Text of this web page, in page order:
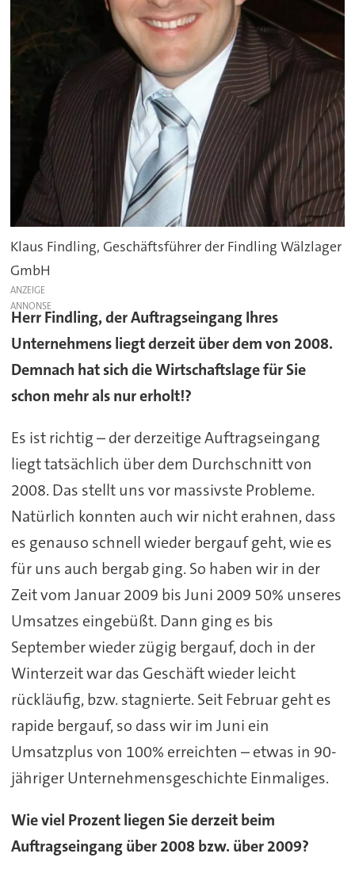
Klaus Findling, Geschäftsführer der Findling Wälzlager
GmbH
ANZEIGE
Herr Findling, der Auftragseingang Ihres
Unternehmens liegt derzeit über dem von 2008.
Demnach hat sich die Wirtschaftslage für Sie
schon mehr als nur erholt!?
Es ist richtig – der derzeitige Auftragseingang
liegt tatsächlich über dem Durchschnitt von
2008. Das stellt uns vor massivste Probleme.
Natürlich konnten auch wir nicht erahnen, dass
es genauso schnell wieder bergauf geht, wie es
für uns auch bergab ging. So haben wir in der
Zeit vom Januar 2009 bis Juni 2009 50% unseres
Umsatzes eingebüßt. Dann ging es bis
September wieder zügig bergauf, doch in der
Winterzeit war das Geschäft wieder leicht
rückläufig, bzw. stagnierte. Seit Februar geht es
rapide bergauf, so dass wir im Juni ein
Umsatzplus von 100% erreichten – etwas in 90-
jähriger Unternehmensgeschichte Einmaliges.
Wie viel Prozent liegen Sie derzeit beim
Auftragseingang über 2008 bzw. über 2009?